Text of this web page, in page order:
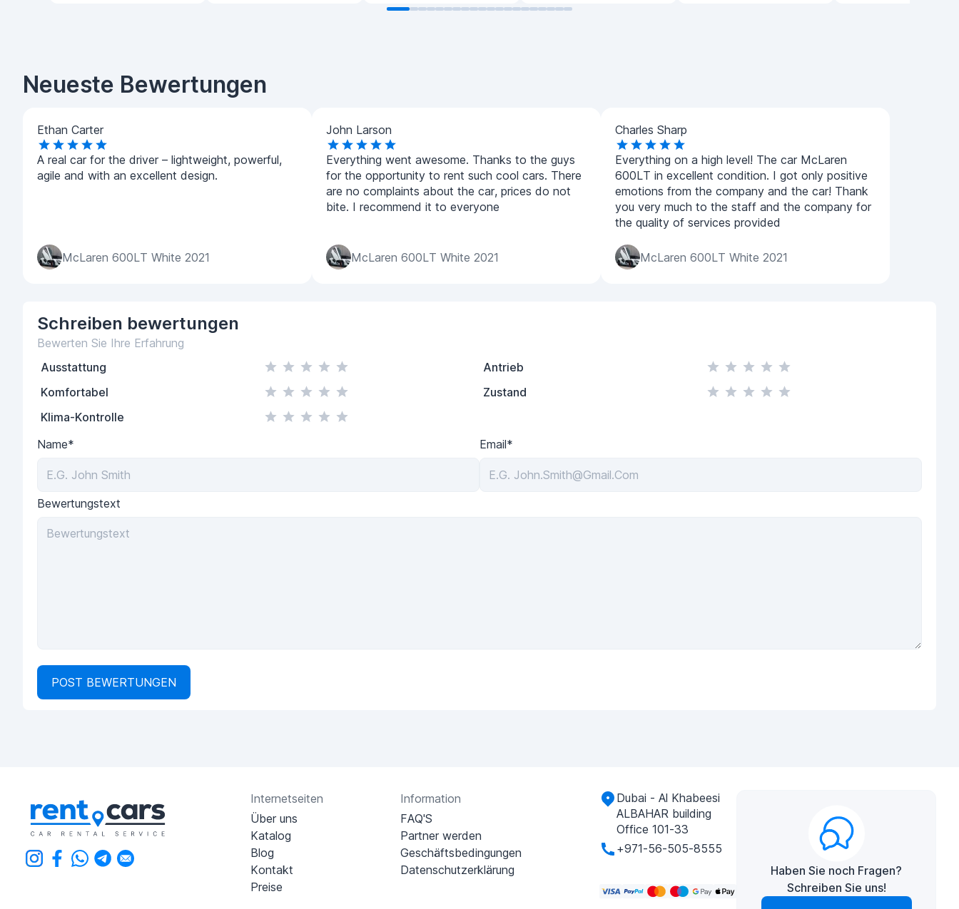
Neueste Bewertungen
Ethan Carter
A real car for the driver – lightweight, powerful,
agile and with an excellent design.
McLaren 600LT White 2021
John Larson
Everything went awesome. Thanks to the guys
for the opportunity to rent such cool cars. There
are no complaints about the car, prices do not
bite. I recommend it to everyone
McLaren 600LT White 2021
Charles Sharp
Everything on a high level! The car McLaren
600LT in excellent condition. I got only positive
emotions from the company and the car! Thank
you very much to the staff and the company for
the quality of services provided
McLaren 600LT White 2021
Schreiben bewertungen
Bewerten Sie Ihre Erfahrung
Ausstattung
Komfortabel
Klima-Kontrolle
Antrieb
Zustand
Name* Email*
Bewertungstext
POST BEWERTUNGEN
Internetseiten
Über uns
Katalog
Blog
Kontakt
Preise
Information
FAQ'S
Partner werden
Geschäftsbedingungen
Datenschutzerklärung
Dubai - Al Khabeesi
ALBAHAR building
Office 101-33
+971-56-505-8555
Haben Sie noch Fragen?
Schreiben Sie uns!